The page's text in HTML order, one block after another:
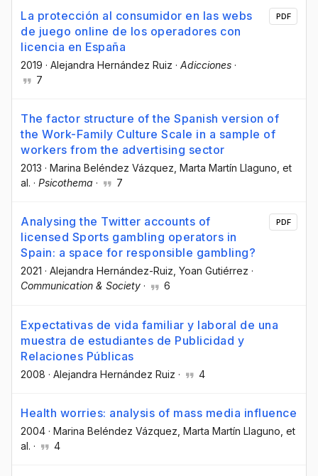
La protección al consumidor en las webs
de juego online de los operadores con
licencia en España
2019 · Alejandra Hernández Ruiz · Adicciones ·
7
PDF
The factor structure of the Spanish version of
the Work-Family Culture Scale in a sample of
workers from the advertising sector
2013 · Marina Beléndez Vázquez , Marta Martín Llaguno , et
al. · Psicothema · 7
Analysing the Twitter accounts of
licensed Sports gambling operators in
Spain: a space for responsible gambling?
2021 · Alejandra Hernández-Ruiz , Yoan Gutiérrez ·
Communication & Society · 6
PDF
Expectativas de vida familiar y laboral de una
muestra de estudiantes de Publicidad y
Relaciones Públicas
2008 · Alejandra Hernández Ruiz · 4
Health worries: analysis of mass media influence
2004 · Marina Beléndez Vázquez , Marta Martín Llaguno , et
al. · 4